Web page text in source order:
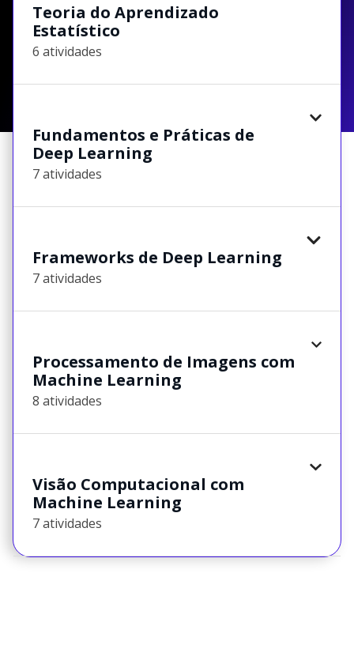
Teoria do Aprendizado
Estatístico
6 atividades
Fundamentos e Práticas de
Deep Learning
7 atividades
Frameworks de Deep Learning
7 atividades
Processamento de Imagens com
Machine Learning
8 atividades
Visão Computacional com
Machine Learning
7 atividades